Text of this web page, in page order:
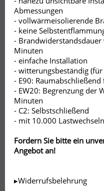
Abmessungen
- vollwärmeisolierende
- keine
-
Minuten
- einfache Installation
- witterungsbeständig
- E90:
- EW20: Begrenzung der
Minuten
- C2: Selbstschließend
- mit 10.000
Fordern Sie bitte ein
Angebot an!
▸Widerrufsbelehrung